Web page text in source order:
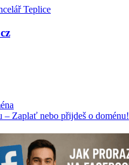
– Zaplať nebo přijdeš o doménu!